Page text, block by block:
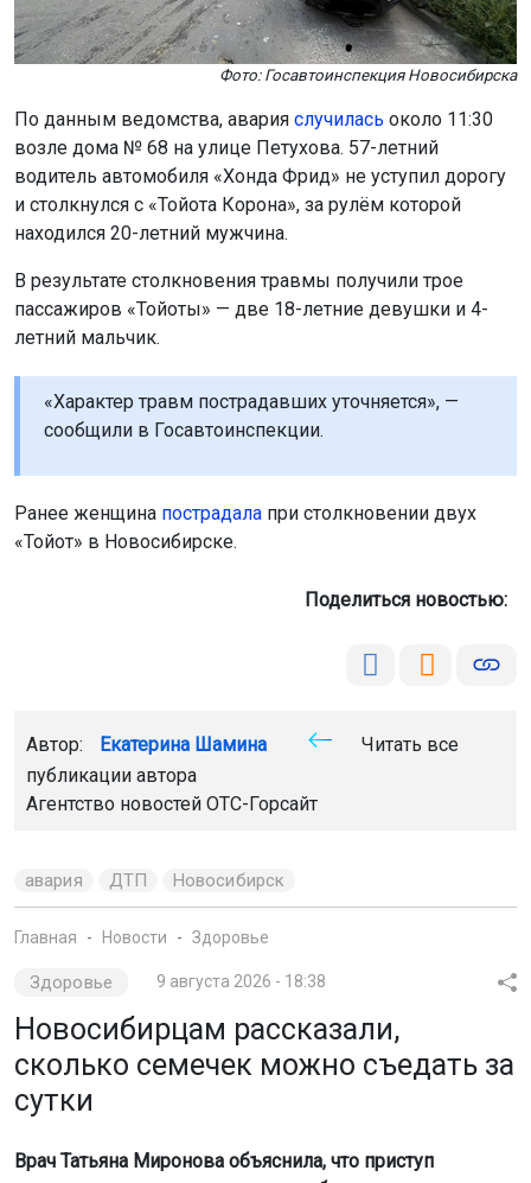
Фото: Госавтоинспекция Новосибирска
По данным ведомства, авария случилась около 11:30
возле дома № 68 на улице Петухова. 57-летний
водитель автомобиля «Хонда Фрид» не уступил дорогу
и столкнулся с «Тойота Корона», за рулём которой
находился 20-летний мужчина.
В результате столкновения травмы получили трое
пассажиров «Тойоты» — две 18-летние девушки и 4-
летний мальчик.
«Характер травм пострадавших уточняется», —
сообщили в Госавтоинспекции.
Ранее женщина пострадала при столкновении двух
«Тойот» в Новосибирске.
Поделиться новостью:
Автор: Екатерина Шамина
Читать все
публикации автора
Агентство новостей ОТС-Горсайт
авария ДТП Новосибирск
Главная Новости Здоровье
Здоровье 9 августа 2026 - 18:38
Новосибирцам рассказали,
сколько семечек можно съедать за
сутки
Врач Татьяна Миронова объяснила, что приступ